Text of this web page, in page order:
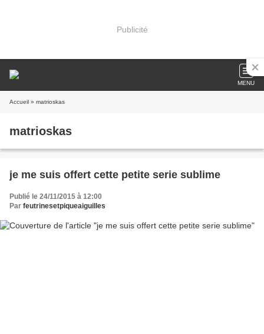
Publicité
MENU
Accueil » matrioskas
matrioskas
je me suis offert cette petite serie sublime
Publié le 24/11/2015 à 12:00
Par feutrinesetpiqueaiguilles